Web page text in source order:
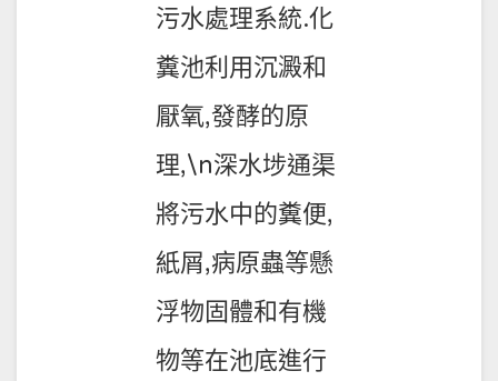
污水處理系統.化
糞池利用沉澱和
厭氧,發酵的原
理,\n深水埗通渠
將污水中的糞便,
紙屑,病原蟲等懸
浮物固體和有機
物等在池底進行